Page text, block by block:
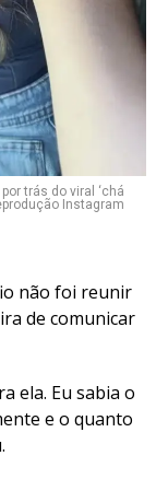
trás do viral ‘chá
Instagram
não foi reunir
de comunicar
ela. Eu sabia o
e o quanto